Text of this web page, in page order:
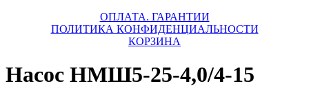
ОПЛАТА. ГАРАНТИИ
ПОЛИТИКА КОНФИДЕНЦИАЛЬНОСТИ
КОРЗИНА
Насос НМШ5-25-4,0/4-15